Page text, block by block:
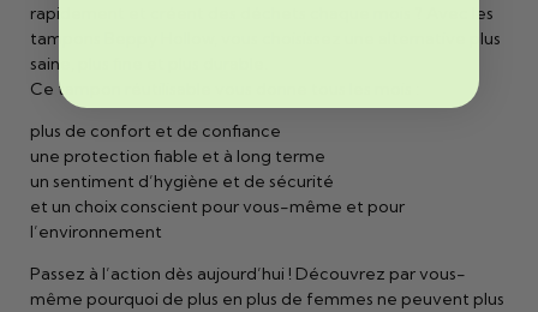
rapidement et créent des déchets chaque mois ? Avec les
tampons Beppy Hollow, vous choisissez une alternative plus
saine, plus fine et plus durable.
Ce tampon réutilisable vous donne tous les mois :
plus de confort et de confiance
une protection fiable et à long terme
un sentiment d’hygiène et de sécurité
et un choix conscient pour vous-même et pour
l’environnement
Passez à l’action dès aujourd’hui ! Découvrez par vous-
même pourquoi de plus en plus de femmes ne peuvent plus